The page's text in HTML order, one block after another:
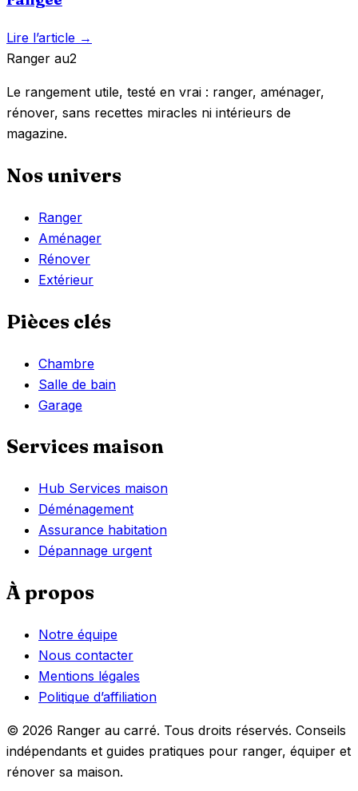
Lire l’article →
Ranger au2
Le rangement utile, testé en vrai : ranger, aménager,
rénover, sans recettes miracles ni intérieurs de
magazine.
Nos univers
Ranger
Aménager
Rénover
Extérieur
Pièces clés
Chambre
Salle de bain
Garage
Services maison
Hub Services maison
Déménagement
Assurance habitation
Dépannage urgent
À propos
Notre équipe
Nous contacter
Mentions légales
Politique d’affiliation
© 2026 Ranger au carré. Tous droits réservés. Conseils
indépendants et guides pratiques pour ranger, équiper et
rénover sa maison.